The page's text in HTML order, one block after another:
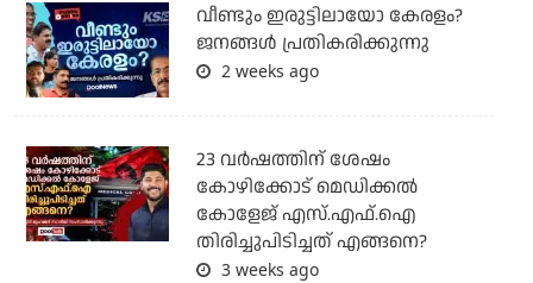
വീണ്ടും ഇരുട്ടിലായോ കേരളം?
ജനങ്ങൾ പ്രതികരിക്കുന്നു
2 weeks ago
23 വർഷത്തിന് ശേഷം
കോഴിക്കോട് മെഡിക്കൽ
കോളേജ് എസ്.എഫ്.ഐ
തിരിച്ചുപിടിച്ചത് എങ്ങനെ?
3 weeks ago